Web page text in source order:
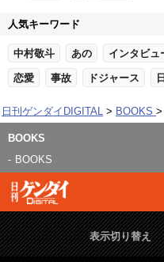
人気キーワード
中村敬斗 あの インタビュ
恋愛 事故 ドジャース
日刊ゲンダイDIGITAL BOOKS
BOOKS
BOOKS
表示切り替え